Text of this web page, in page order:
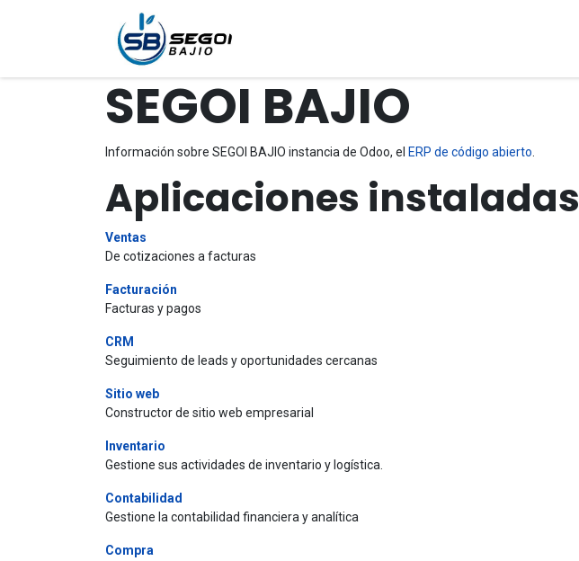
SEGOI BAJIO
Información sobre SEGOI BAJIO instancia de Odoo, el ERP de código abierto
Aplicaciones instaladas
Ventas
De cotizaciones a facturas
Facturación
Facturas y pagos
CRM
Seguimiento de leads y oportunidades cercanas
Sitio web
Constructor de sitio web empresarial
Inventario
Gestione sus actividades de inventario y logística.
Contabilidad
Gestione la contabilidad financiera y analítica
Compra